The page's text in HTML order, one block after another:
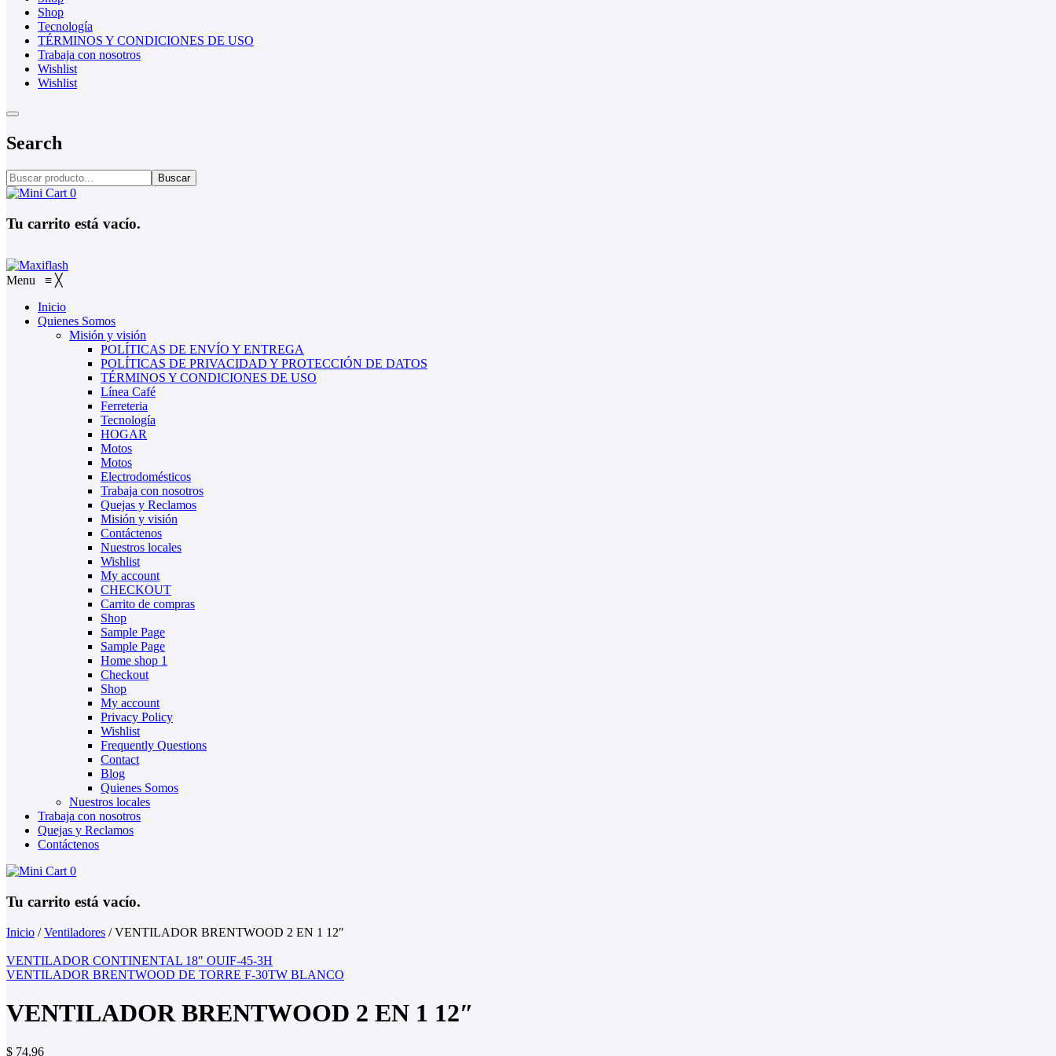
Shop
Tecnología
TÉRMINOS Y CONDICIONES DE USO
Trabaja con nosotros
Wishlist
Wishlist
Search
Buscar
0
Tu carrito está vacío.
Menu ≡ ╳
Inicio
Quienes Somos
Misión y visión
POLÍTICAS DE ENVÍO Y ENTREGA
POLÍTICAS DE PRIVACIDAD Y PROTECCIÓN DE DATOS
TÉRMINOS Y CONDICIONES DE USO
Línea Café
Ferreteria
Tecnología
HOGAR
Motos
Motos
Electrodomésticos
Trabaja con nosotros
Quejas y Reclamos
Misión y visión
Contáctenos
Nuestros locales
Wishlist
My account
CHECKOUT
Carrito de compras
Shop
Sample Page
Sample Page
Home shop 1
Checkout
Shop
My account
Privacy Policy
Wishlist
Frequently Questions
Contact
Blog
Quienes Somos
Nuestros locales
Trabaja con nosotros
Quejas y Reclamos
Contáctenos
0
Tu carrito está vacío.
Inicio / Ventiladores /VENTILADOR BRENTWOOD 2 EN 1 12″
VENTILADOR CONTINENTAL 18″ OUIF-45-3H
VENTILADOR BRENTWOOD DE TORRE F-30TW BLANCO
VENTILADOR BRENTWOOD 2 EN 1 12″
$ 74,96